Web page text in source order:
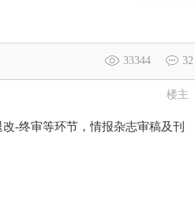
33344 32
楼主
-终审等环节，情报杂志审稿及刊